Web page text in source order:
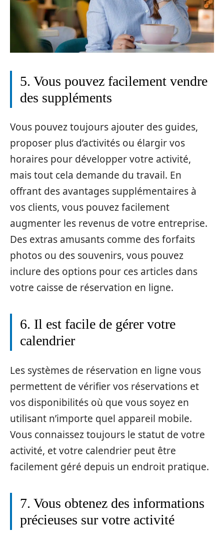
5. Vous pouvez facilement vendre
des suppléments
Vous pouvez toujours ajouter des guides,
proposer plus d’activités ou élargir vos
horaires pour développer votre activité,
mais tout cela demande du travail. En
offrant des avantages supplémentaires à
vos clients, vous pouvez facilement
augmenter les revenus de votre entreprise.
Des extras amusants comme des forfaits
photos ou des souvenirs, vous pouvez
inclure des options pour ces articles dans
votre caisse de réservation en ligne.
6. Il est facile de gérer votre
calendrier
Les systèmes de réservation en ligne vous
permettent de vérifier vos réservations et
vos disponibilités où que vous soyez en
utilisant n’importe quel appareil mobile.
Vous connaissez toujours le statut de votre
activité, et votre calendrier peut être
facilement géré depuis un endroit pratique.
7. Vous obtenez des informations
précieuses sur votre activité